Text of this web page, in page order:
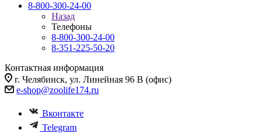
8-800-300-24-00
Назад
Телефоны
8-800-300-24-00
8-351-225-50-20
Контактная информация
г. Челябинск, ул. Линейная 96 В (офис)
e-shop@zoolife174.ru
Вконтакте
Telegram